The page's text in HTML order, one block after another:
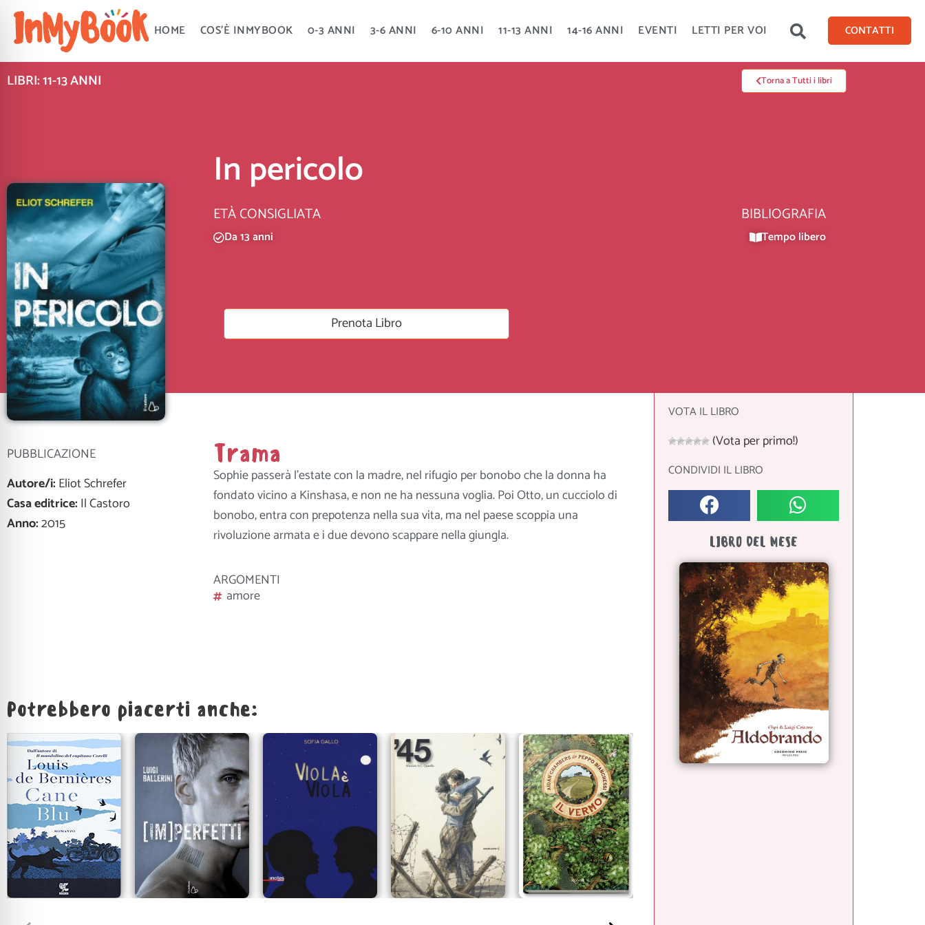
Vai
contenuto
HOME COS’È INMYBOOK 0-3 ANNI 3-6 ANNI 6-10 ANNI 11-13 ANNI 14-16 ANNI EVENTI LETTI PER VOI CONTATTI
LIBRI: 11-13 ANNI Torna a Tutti i libri
In pericolo
ETÀ CONSIGLIATA
Da 13 anni
BIBLIOGRAFIA
Tempo libero
Prenota Libro
PUBBLICAZIONE
Autore/i:Eliot Schrefer
Casa editrice:Il Castoro
Anno:2015
Trama
Sophie passerà l’estate con la madre, nel rifugio per bonobo che la donna ha
fondato vicino a Kinshasa, e non ne ha nessuna voglia. Poi Otto, un cucciolo di
bonobo, entra con prepotenza nella sua vita, ma nel paese scoppia una
rivoluzione armata e i due devono scappare nella giungla.
ARGOMENTI
amore
Potrebbero piacerti anche:
VOTA IL LIBRO
(Vota per primo!)
CONDIVIDI IL LIBRO
LIBRO DEL MESE